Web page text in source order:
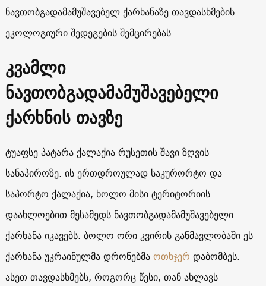
ნავთობგადამამუშავებელ ქარხანაზე თავდასხმების
ეკოლოგიური შედეგების შემცირებას.
კვამლი
ნავთობგადამამუშავებელი
ქარხნის თავზე
ტუაფსე პატარა ქალაქია რუსეთის შავი ზღვის
სანაპიროზე. ის ერთდროულად საკურორტო და
საპორტო ქალაქია, ხოლო მისი ტერიტორიის
დაახლოებით მესამედს ნავთობგადამამუშავებელი
ქარხანა იკავებს. ბოლო ორი კვირის განმავლობაში ეს
ქარხანა უკრაინულმა დრონებმაოთხჯერ დაბომბეს.
ასეთ თავდასხმებს, როგორც წესი, თან ახლავს